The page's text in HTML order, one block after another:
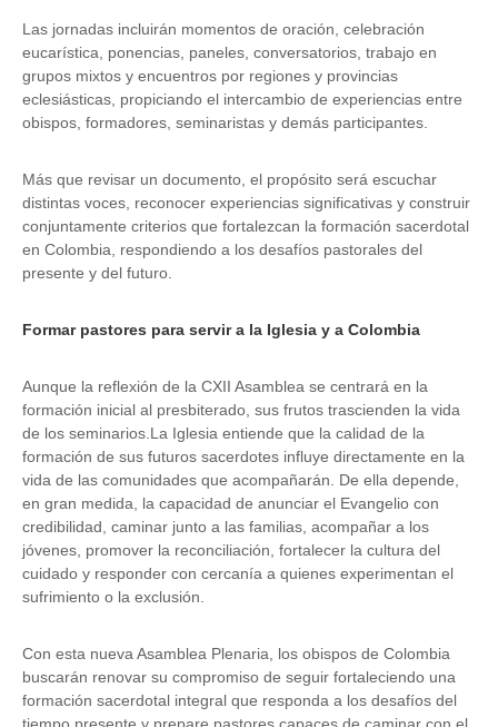
Las jornadas incluirán momentos de oración, celebración
eucarística, ponencias, paneles, conversatorios, trabajo en
grupos mixtos y encuentros por regiones y provincias
eclesiásticas, propiciando el intercambio de experiencias entre
obispos, formadores, seminaristas y demás participantes.
Más que revisar un documento, el propósito será escuchar
distintas voces, reconocer experiencias significativas y construir
conjuntamente criterios que fortalezcan la formación sacerdotal
en Colombia, respondiendo a los desafíos pastorales del
presente y del futuro.
Formar pastores para servir a la Iglesia y a Colombia
Aunque la reflexión de la CXII Asamblea se centrará en la
formación inicial al presbiterado, sus frutos trascienden la vida
de los seminarios.La Iglesia entiende que la calidad de la
formación de sus futuros sacerdotes influye directamente en la
vida de las comunidades que acompañarán. De ella depende,
en gran medida, la capacidad de anunciar el Evangelio con
credibilidad, caminar junto a las familias, acompañar a los
jóvenes, promover la reconciliación, fortalecer la cultura del
cuidado y responder con cercanía a quienes experimentan el
sufrimiento o la exclusión.
Con esta nueva Asamblea Plenaria, los obispos de Colombia
buscarán renovar su compromiso de seguir fortaleciendo una
formación sacerdotal integral que responda a los desafíos del